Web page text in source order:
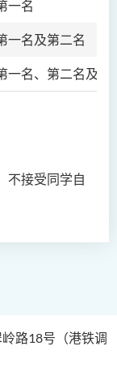
一名
一名及第二名
一名、第二名及第
不接受同学自
路18号（港铁调